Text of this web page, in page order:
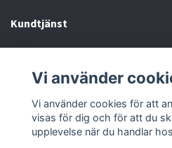
Kundtjänst
Sociala medier
Vi använder
Vi använder cookies för att
visas för dig och för att du
upplevelse när du handlar